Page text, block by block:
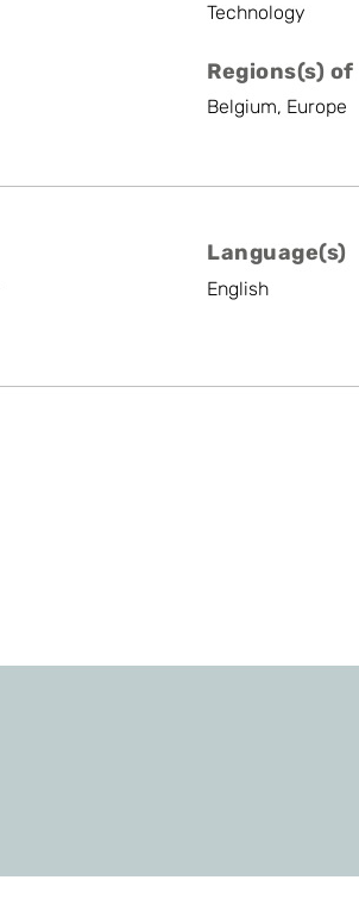
Technology
Regions(s)
Belgium, Europe
Language(s)
English